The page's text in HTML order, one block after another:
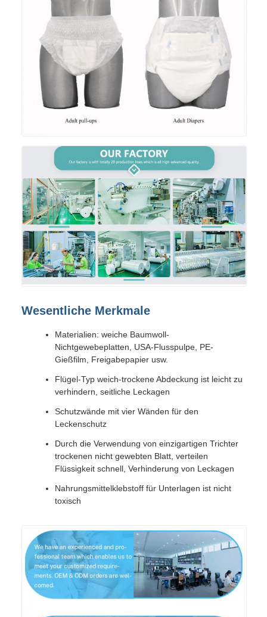
Wesentliche Merkmale
Materialien: weiche Baumwoll-
Nichtgewebeplatten, USA-Flusspulpe, PE-
Gießfilm, Freigabepapier usw.
Flügel-Typ weich-trockene Abdeckung ist leicht zu
verhindern, seitliche Leckagen
Schutzwände mit vier Wänden für den
Leckenschutz
Durch die Verwendung von einzigartigen Trichter
trockenen nicht gewebten Blatt, verteilen
Flüssigkeit schnell, Verhinderung von Leckagen
Nahrungsmittelklebstoff für Unterlagen ist nicht
toxisch